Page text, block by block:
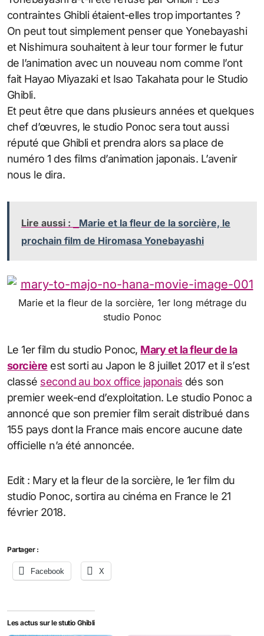
contraintes Ghibli étaient-elles trop importantes ?
On peut tout simplement penser que Yonebayashi
et Nishimura souhaitent à leur tour former le futur
de l’animation avec un nouveau nom comme l’ont
fait Hayao Miyazaki et Isao Takahata pour le Studio
Ghibli.
Et peut être que dans plusieurs années et quelques
chef d’œuvres, le studio Ponoc sera tout aussi
réputé que Ghibli et prendra alors sa place de
numéro 1 des films d’animation japonais. L’avenir
nous le dira.
Lire aussi :
Marie et la fleur de la sorcière, le
prochain film de Hiromasa Yonebayashi
Marie et la fleur de la sorcière, 1er long métrage du
studio Ponoc
Le 1er film du studio Ponoc, Mary et la fleur de la
sorcière est sorti au Japon le 8 juillet 2017 et il s’est
classé second au box office japonais dés son
premier week-end d’exploitation. Le studio Ponoc a
annoncé que son premier film serait distribué dans
155 pays dont la France mais encore aucune date
officielle n’a été annoncée.
Edit : Mary et la fleur de la sorcière, le 1er film du
studio Ponoc, sortira au cinéma en France le 21
février 2018.
Partager :
Facebook X
Les actus sur le stutio Ghibli